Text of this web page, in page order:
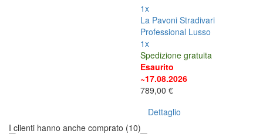
1x
La Pavoni Stradivari
Professional Lusso
1x
Spedizione gratuita
Esaurito
~17.08.2026
789,00 €
Dettaglio
I clienti hanno anche comprato (10)